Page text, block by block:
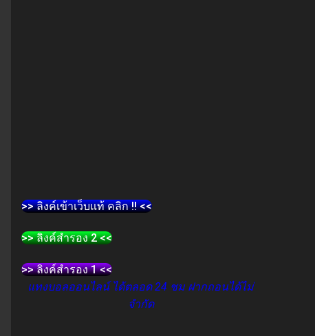
>> ลิงค์เข้าเว็บแท้ คลิก !! <<
>> ลิงค์สำรอง 2 <<
>> ลิงค์สำรอง 1 <<
แทงบอลออนไลน์ ได้ตลอด 24 ชม ฝากถอนได้ไม่
จำกัด